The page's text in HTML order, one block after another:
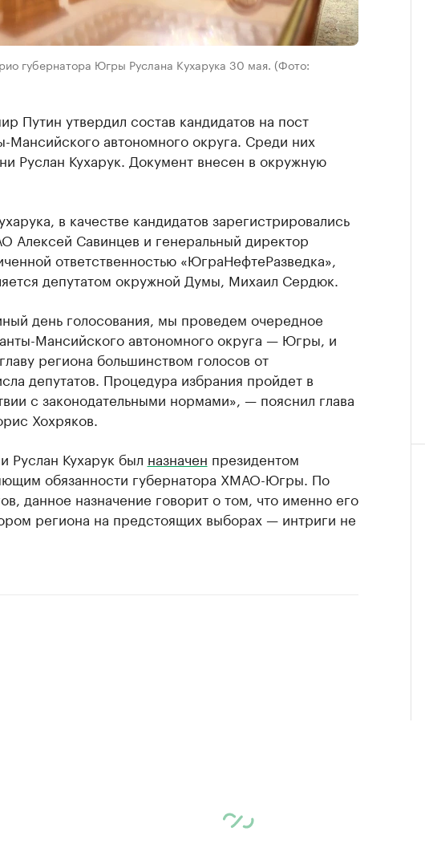
губернатора Югры Руслана Кухарука 30 мая. (Фото:
Путин утвердил состав кандидатов на пост
Мансийского автономного округа. Среди них
Руслан Кухарук. Документ внесен в окружную
в качестве кандидатов зарегистрировались
Алексей Савинцев и генеральный директор
ответственностью «ЮграНефтеРазведка»,
депутатом окружной Думы, Михаил Сердюк.
день голосования, мы проведем очередное
Мансийского автономного округа — Югры, и
региона большинством голосов от
депутатов. Процедура избрания пройдет в
с законодательными нормами», — пояснил глава
Хохряков.
Кухарук был назначен президентом
обязанности губернатора ХМАО-Югры. По
данное назначение говорит о том, что именно его
региона на предстоящих выборах — интриги не